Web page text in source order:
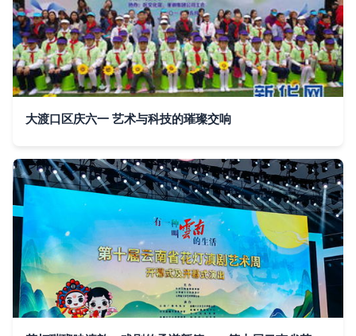
大渡口区庆六一 艺术与科技的璀璨交响